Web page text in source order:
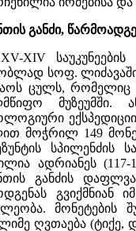
განძი,
XIV
სოფ.
ცულს, რომელიც
მუზეუმში.
მოჭრილ 149
სპილენძის
ადრიანეს (117-
განძის
გვიქმნიან
მონეტების
ღვთაება (ტიქე,